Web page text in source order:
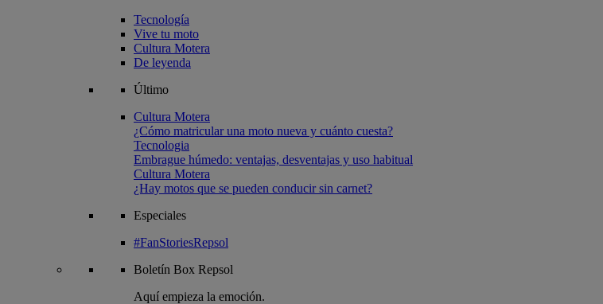
Tecnología
Vive tu moto
Cultura Motera
De leyenda
Último
Cultura Motera
¿Cómo matricular una moto nueva y cuánto cuesta?
Tecnologia
Embrague húmedo: ventajas, desventajas y uso habitual
Cultura Motera
¿Hay motos que se pueden conducir sin carnet?
Especiales
#FanStoriesRepsol
Boletín Box Repsol
Aquí empieza la emoción.